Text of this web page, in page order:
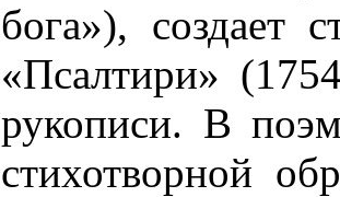
бога»), создает
«Псалтири»
рукописи. В
стихотворной